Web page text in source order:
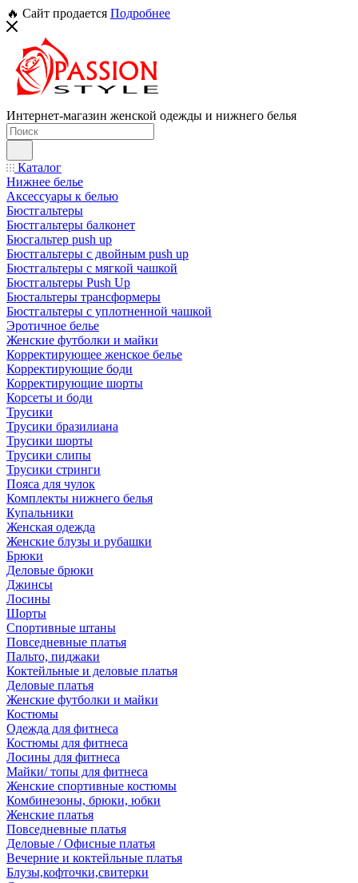
🔥 Сайт продается Подробнее
Интернет-магазин женской одежды и нижнего белья
Каталог
Нижнее белье
Аксессуары к белью
Бюстгальтеры
Бюстгальтеры балконет
Бюсгальтер push up
Бюстгальтеры с двойным push up
Бюстгальтеры с мягкой чашкой
Бюстгальтеры Push Up
Бюстальтеры трансформеры
Бюстгальтеры с уплотненной чашкой
Эротичное белье
Женские футболки и майки
Корректирующее женское белье
Корректирующие боди
Корректирующие шорты
Корсеты и боди
Трусики
Трусики бразилиана
Трусики шорты
Трусики слипы
Трусики стринги
Пояса для чулок
Комплекты нижнего белья
Купальники
Женская одежда
Женские блузы и рубашки
Брюки
Деловые брюки
Джинсы
Лосины
Шорты
Спортивные штаны
Повседневные платья
Пальто, пиджаки
Коктейльные и деловые платья
Деловые платья
Женские футболки и майки
Костюмы
Одежда для фитнеса
Костюмы для фитнеса
Лосины для фитнеса
Майки/ топы для фитнеса
Женские спортивные костюмы
Комбинезоны, брюки, юбки
Женские платья
Повседневные платья
Деловые / Офисные платья
Вечерние и коктейльные платья
Блузы,кофточки,свитерки